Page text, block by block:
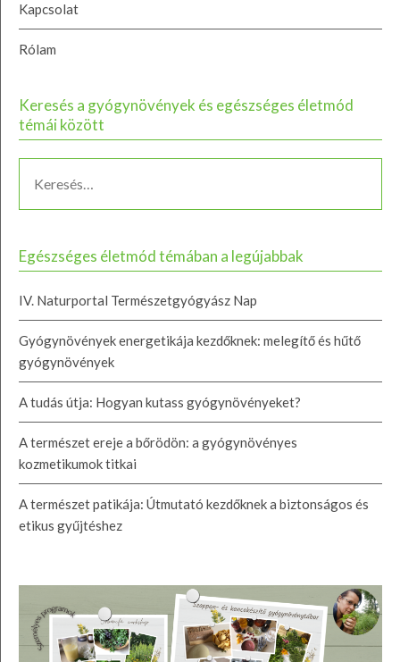
Kapcsolat
Rólam
Keresés a gyógynövények és egészséges életmód
témái között
Egészséges életmód témában a legújabbak
IV. Naturportal Természetgyógyász Nap
Gyógynövények energetikája kezdőknek: melegítő és hűtő
gyógynövények
A tudás útja: Hogyan kutass gyógynövényeket?
A természet ereje a bőrödön: a gyógynövényes
kozmetikumok titkai
A természet patikája: Útmutató kezdőknek a biztonságos és
etikus gyűjtéshez